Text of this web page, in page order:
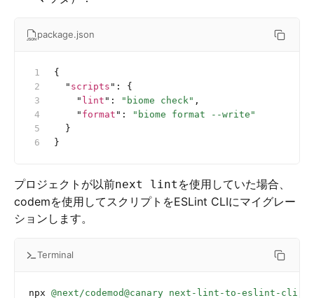
package.json
{
  "
scripts " :
{
    "
lint " : "biome check" ,
    "
format " :
"biome format --write"
  }
}
プロジェクトが以前next lint を使用していた場合、
codemを使用してスクリプトをESLint CLIにマイグレー
ションします。
Terminal
npx @next/codemod@canary next-lint-to-eslint-cli